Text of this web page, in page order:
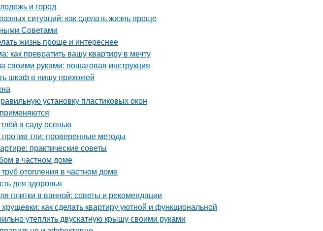
и город
ситуаций: как сделать жизнь проще
Советами
жизнь проще и интереснее
превратить вашу квартиру в мечту
своими руками: пошаговая инструкция
шкаф в нишу прихожей
установку пластиковых окон
в саду осенью
тли: проверенные методы
практические советы
в частном доме
отопления в частном доме
для здоровья
плитки в ванной: советы и рекомендации
как сделать квартиру уютной и функциональной
утеплить двускатную крышу своими руками